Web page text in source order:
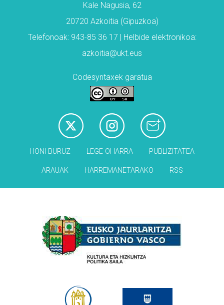
Kale Nagusia, 62
20720 Azkoitia (Gipuzkoa)
Telefonoak: 943-85 36 17 | Helbide elektronikoa:
azkoitia@ukt.eus
Codesyntaxek garatua
HONI BURUZ LEGE OHARRA PUBLIZITATEA
ARAUAK HARREMANETARAKO RSS